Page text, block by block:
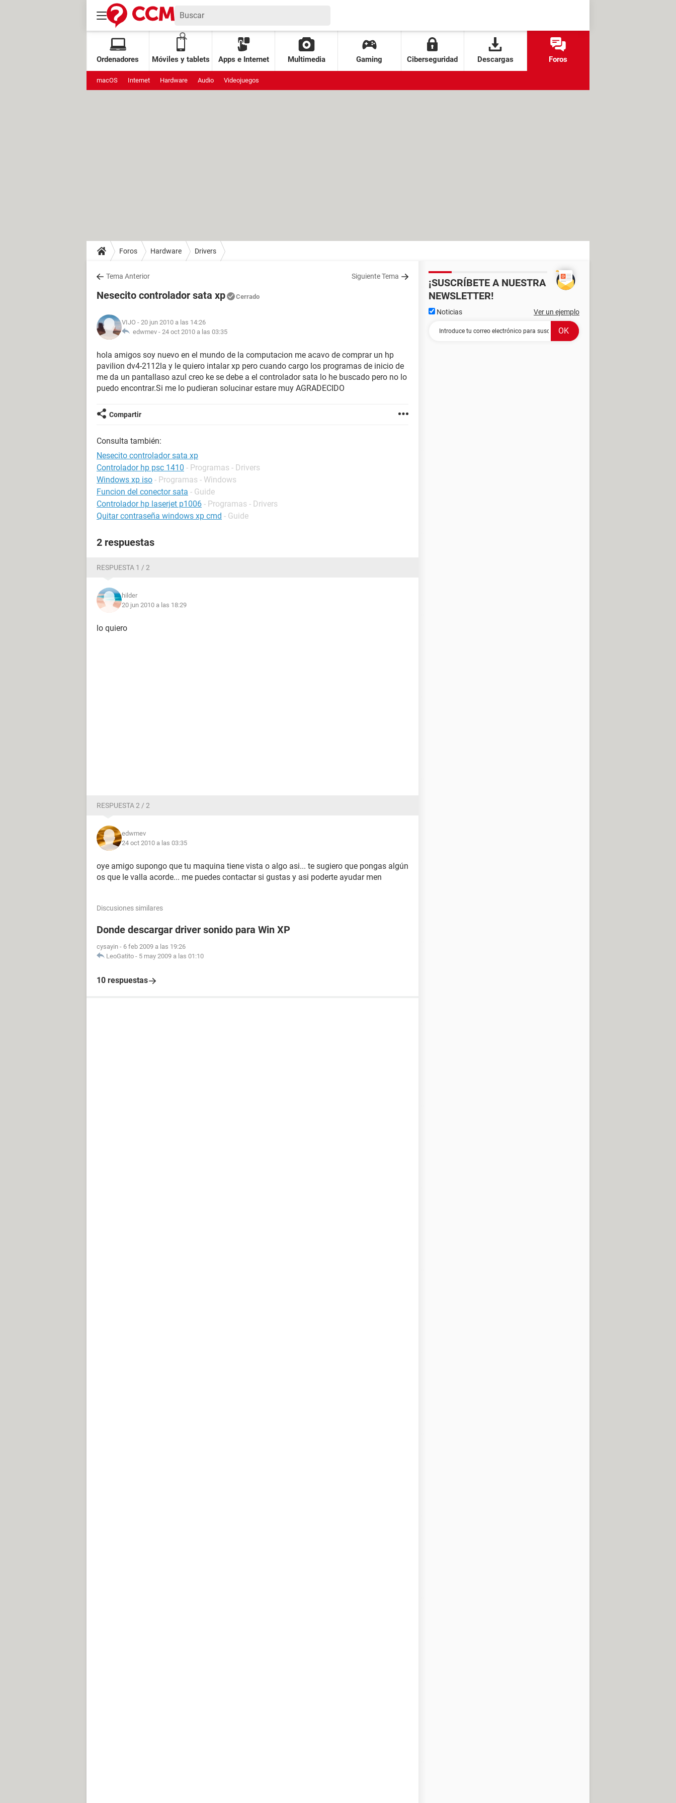
Ordenadores Móviles y tablets Apps e Internet Multimedia Gaming Ciberseguridad Descargas Foros
macOS Internet Hardware Audio Videojuegos
Foros Hardware Drivers
Tema Anterior Siguiente Tema
Nesecito controlador sata xp Cerrado
VIJO - 20 jun 2010 a las 14:26
edwmev - 24 oct 2010 a las 03:35
hola amigos soy nuevo en el mundo de la computacion me acavo de comprar un hp
pavilion dv4-2112la y le quiero intalar xp pero cuando cargo los programas de inicio de
me da un pantallaso azul creo ke se debe a el controlador sata lo he buscado pero no lo
puedo encontrar.Si me lo pudieran solucinar estare muy AGRADECIDO
Compartir
Consulta también:
Nesecito controlador sata xp
Controlador hp psc 1410 - Programas - Drivers
Windows xp iso - Programas - Windows
Funcion del conector sata - Guide
Controlador hp laserjet p1006 - Programas - Drivers
Quitar contraseña windows xp cmd - Guide
2 respuestas
RESPUESTA 1 / 2
hilder
20 jun 2010 a las 18:29
lo quiero
RESPUESTA 2 / 2
edwmev
24 oct 2010 a las 03:35
oye amigo supongo que tu maquina tiene vista o algo asi... te sugiero que pongas algún
os que le valla acorde... me puedes contactar si gustas y asi poderte ayudar men
Discusiones similares
Donde descargar driver sonido para Win XP
cysayin - 6 feb 2009 a las 19:26
LeoGatito - 5 may 2009 a las 01:10
10 respuestas
¡SUSCRÍBETE A NUESTRA
NEWSLETTER!
Noticias Ver un ejemplo